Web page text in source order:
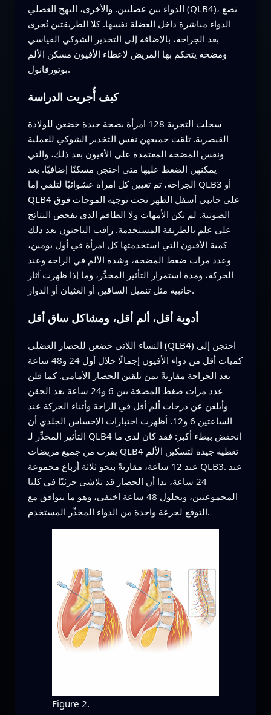
الدواء بين عضلتين. والأخرى، النهج العضلي (QLB4)، تضع
الدواء مباشرة داخل العضلة نفسها. كلا الطريقتين تُجرى
بعد الجراحة، بالإضافة إلى التخدير الشوكي القياسي
ومضخة يتحكم بها المريض لإعطاء الأفيون مسكن الألم
بوتورفانول.
كيف أُجريت الدراسة
سجلت التجربة 128 امرأة بصحة جيدة خضعن للولادة
القيصرية. تلقت جميعهن نفس التخدير الشوكي للعملية
ونفس المضخة المعتمدة على الأفيون بعد ذلك، والتي
يمكنهن الضغط عليها متى احتجن مسكنًا إضافيًا. بعد
الجراحة، تم تعيين كل امرأة عشوائيًا لتلقي إما QLB3 أو
QLB4 على جانبي أسفل الظهر تحت توجيه الموجات فوق
الصوتية. لم تكن الأمهات ولا الطاقم الذي يفحص النتائج
على علم بالطريقة المستخدمة. راقب الباحثون بعد ذلك
كمية الأفيون التي استخدمتها كل امرأة في أول يومين،
وعدد مرات ضغط المضخة، وشدة الألم في الراحة وعند
الحركة، ومدة استمرار التأثير المخدِّر، وما إذا ظهرت آثار
جانبية مثل تنميل الساقين أو الغثيان أو الدوار.
أدوية أقل، ألم أقل، ومشاكل ساق أقل
النساء اللاتي خضعن للحصار العضلي (QLB4) احتجن إلى
كميات أقل من دواء الأفيون إجمالًا خلال أول 24 و48 ساعة
بعد الجراحة مقارنةً بمن تلقين الحصار الأمامي. كما قلن
عدد مرات ضغط المضخة بين 6 و24 ساعة بعد الحقن
وأبلغن عن درجات ألم أقل في الراحة وأثناء الحركة عند
الساعتين 6 و12. أظهرت اختبارات الإحساس الجلدي أن
التأثير المخدِّر لـ QLB4 انخفض ببطء أكبر: فقد كان لدى ما
يقرب من جميع مريضات QLB4 تغطية جيدة لتسكين الألم
عند 12 ساعة، مقارنةً بنحو ثلاثة أرباع مجموعة QLB3. عند
24 ساعة، بدا أن الحصار قد تلاشى جزئيًا في كلتا
المجموعتين، وبحلول 48 ساعة اختفى، وهو ما يتوافق مع
التوقع لجرعة واحدة من الدواء المخدِّر المستخدم.
Figure 2.